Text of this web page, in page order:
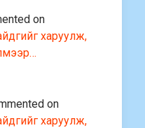
on
харуулж,
on
харуулж,